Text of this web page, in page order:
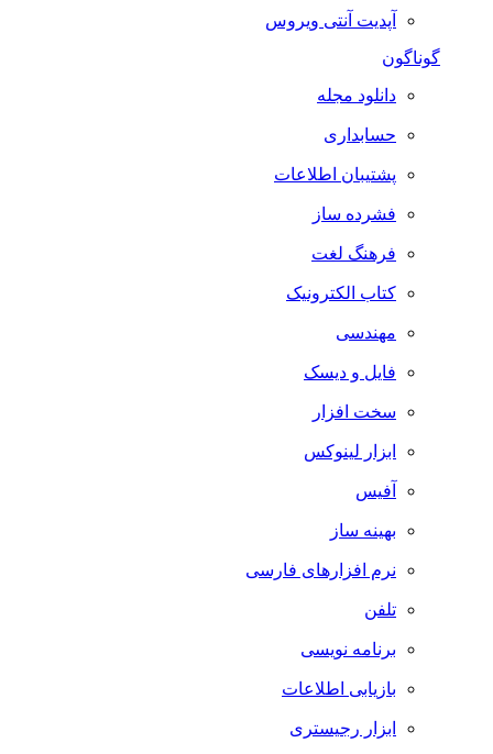
آپدیت آنتی ویروس
گوناگون
دانلود مجله
حسابداری
پشتیبان اطلاعات
فشرده ساز
فرهنگ لغت
کتاب الکترونیک
مهندسی
فایل و دیسک
سخت افزار
ابزار لینوکس
آفیس
بهینه ساز
نرم افزارهای فارسی
تلفن
برنامه نویسی
بازیابی اطلاعات
ابزار رجیستری